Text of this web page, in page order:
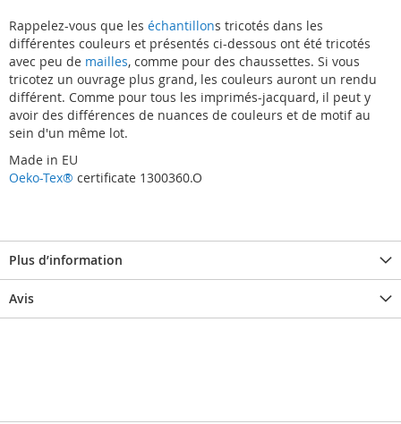
Rappelez-vous que les échantillons tricotés dans les
différentes couleurs et présentés ci-dessous ont été tricotés
avec peu de mailles, comme pour des chaussettes. Si vous
tricotez un ouvrage plus grand, les couleurs auront un rendu
différent. Comme pour tous les imprimés-jacquard, il peut y
avoir des différences de nuances de couleurs et de motif au
sein d'un même lot.
Made in EU
Oeko-Tex® certificate 1300360.O
Plus d’information
Avis